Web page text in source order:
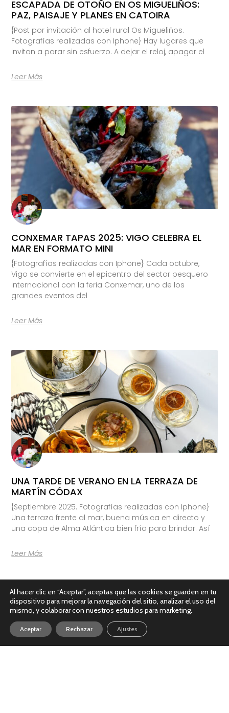
ESCAPADA DE OTOÑO EN OS MIGUELIÑOS:
PAZ, PAISAJE Y PLANES EN CATOIRA
{Post por invitación al hotel rural Os Migueliños.
Fotografías realizadas con Iphone} Hay lugares que
invitan a parar sin esfuerzo. A dejar el reloj, apagar el
Leer Más
CONXEMAR TAPAS 2025: VIGO CELEBRA EL
MAR EN FORMATO MINI
{Fotografías realizadas con Iphone} Cada octubre,
Vigo se convierte en el epicentro del sector pesquero
internacional con la feria Conxemar, uno de los
grandes eventos del
Leer Más
UNA TARDE DE VERANO EN LA TERRAZA DE
MARTÍN CÓDAX
{Septiembre 2025. Fotografías realizadas con Iphone}
Una terraza frente al mar, buena música en directo y
una copa de Alma Atlántica bien fría para brindar. Así
Leer Más
Al hacer clic en “Aceptar”, aceptas que las cookies se guarden en tu
dispositivo para mejorar la navegación del sitio, analizar el uso del
mismo, y colaborar con nuestros estudios para marketing.
Aceptar Rechazar Ajustes